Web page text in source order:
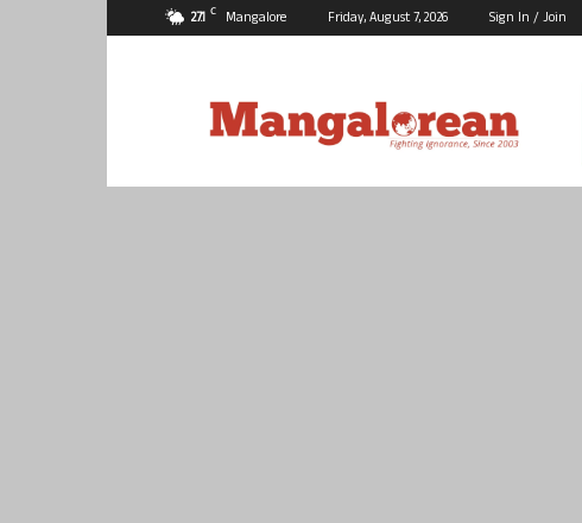
27.1 C Mangalore Friday, August 7, 2026 Sign In / Join